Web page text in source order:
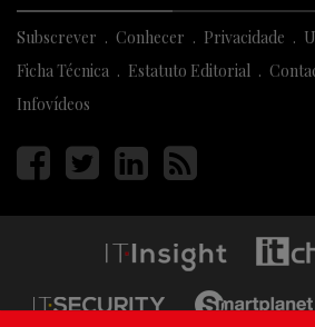
Subscrever Conhecer Privacidade
Ficha Técnica
Estatuto Editorial
Infovídeos
Página
facebook
Página
twitter
Página
linkedin
Página
rss